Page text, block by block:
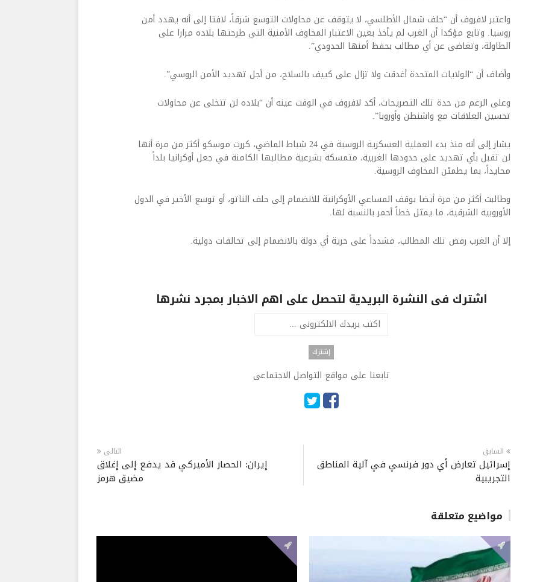
واعتبر لافروف أن “حلف شمال الأطلسي، لا يتوقف عن محاولات التوسع شرقاً، لافتا إلى أنه يهدد أمن
روسيا. وتابع مؤكدا أن الغرب لم يأخذ بعين الاعتبار المخاوف الأمنية التي طرحتها بلاده مرارا على
الطاولة، وتغاضى عن أي مطالب بحفظ أمنها الحدودي”.
وأضاف أن “الولايات المتحدة أغدقت ولا تزال على كييف بالسلاح، من أجل تهديد الأمن الروسي”.
وعلى الرغم من حدة تلك التصريحات، أكد لافروف في الوقت عينه أن “بلاده لن تتخلى عن محاولات
تحسين العلاقات مع واشنطن وأوروبا”.
يشار إلى أنه منذ بدء العملية العسكرية الروسية في 24 شباط الماضي، كررت موسكو أكثر من مرة أنها
لن تقبل بأي تهديد على حدودها الغربية، متمسكة بشرعية مطالبها الكامنة في جعل أوكرانيا بلداً
محايداً، بما يطمئن المخاوف الروسية.
وطالبت أكثر من مرة أيضا بوقف المساعي الأوكرانية للانضمام إلى حلف الناتو، أو توسع الأخير في الدول
الأوروبية الشرقية، ما يمثل خطاً أحمر بالنسبة لها.
إلا أن الغرب رفض تلك المطالب، مشدداً على حرية أي دولة بالانضمام إلى تحالفات دولية.
اشترك فى النشرة البريدية لتحصل على اهم الاخبار بمجرد نشرها
تابعنا على مواقع التواصل الاجتماعى
السابق
إسرائيل تعارض أي دور فرنسي في آلية المناطق
التجريبية
التالى
إيران: الحصار الأميركي قد يدفع إلى إغلاق
مضيق هرمز
مواضيع متعلقة